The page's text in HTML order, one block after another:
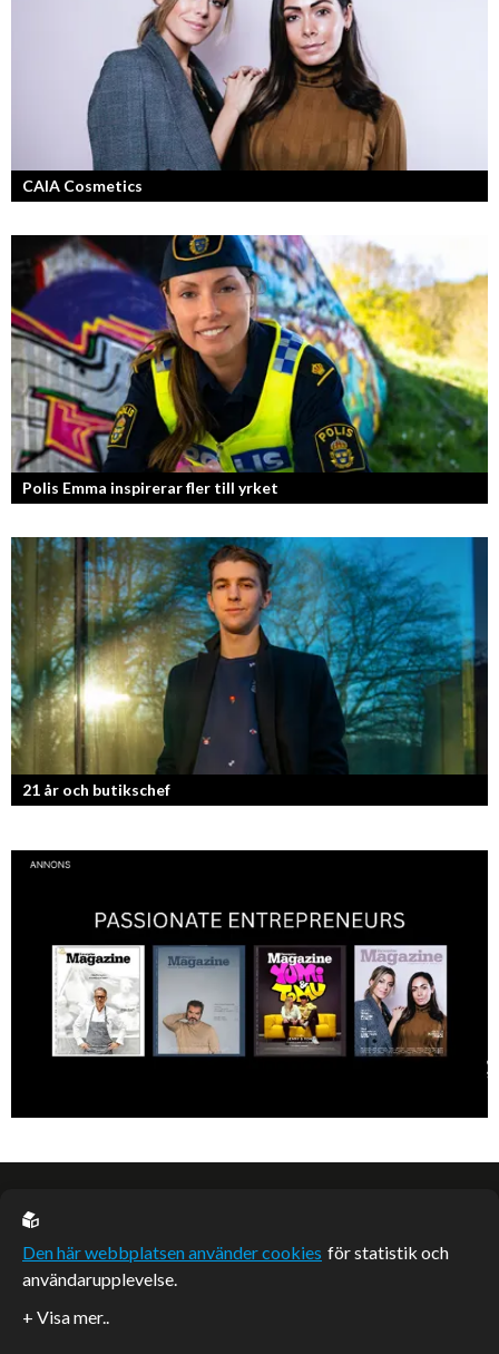
CAIA Cosmetics
Skönhet är bra självkänsla och ett vackert leende enligt grundarna av
det nya raketvarumärket inom smink: CAIA Cosmetics.
Polis Emma inspirerar fler till yrket
21 år och butikschef
Denis Manasiev Vukotic driver Teknikmagasinet mot nya framgångar!
EU casino
Den här webbplatsen använder cookies för statistik och
användarupplevelse.